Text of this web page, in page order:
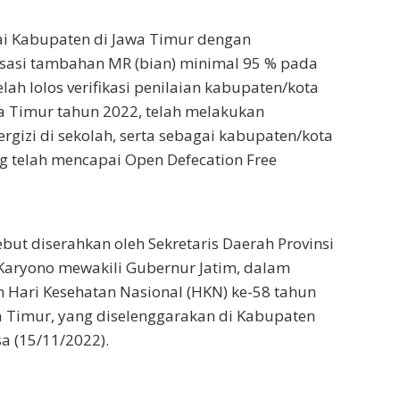
Kabupaten di Jawa Timur dengan
tambahan MR (bian) minimal 95 % pada
lolos verifikasi penilaian kabupaten/kota
Timur tahun 2022, telah melakukan
di sekolah, serta sebagai kabupaten/kota
telah mencapai Open Defecation Free
diserahkan oleh Sekretaris Daerah Provinsi
mewakili Gubernur Jatim, dalam
Kesehatan Nasional (HKN) ke-58 tahun
Timur, yang diselenggarakan di Kabupaten
(15/11/2022).